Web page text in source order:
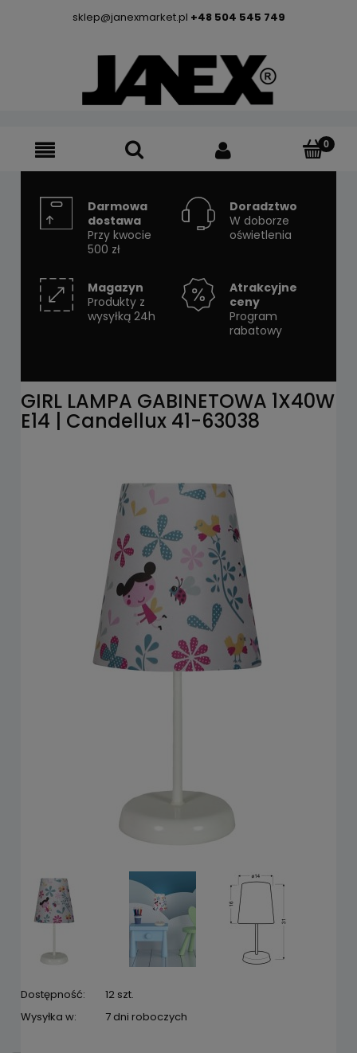
sklep@janexmarket.pl +48 504 545 749
Darmowa
dostawa
Przy kwocie
500 zł
Doradztwo
W doborze
oświetlenia
Magazyn
Produkty z
wysyłką 24h
Atrakcyjne
ceny
Program
rabatowy
GIRL LAMPA GABINETOWA 1X40W
E14 | Candellux 41-63038
Dostępność:
12 szt.
Wysyłka w:
7 dni roboczych